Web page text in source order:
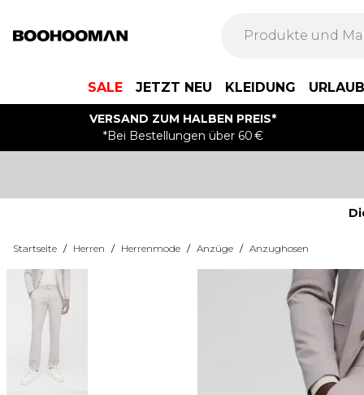
SALE JETZT NEU KLEIDUNG
VERSAND ZUM HALBEN PREIS*
*Bei Bestellungen über 60 €
Startseite / Herren / Herrenmode / Anzüge / Anzughosen